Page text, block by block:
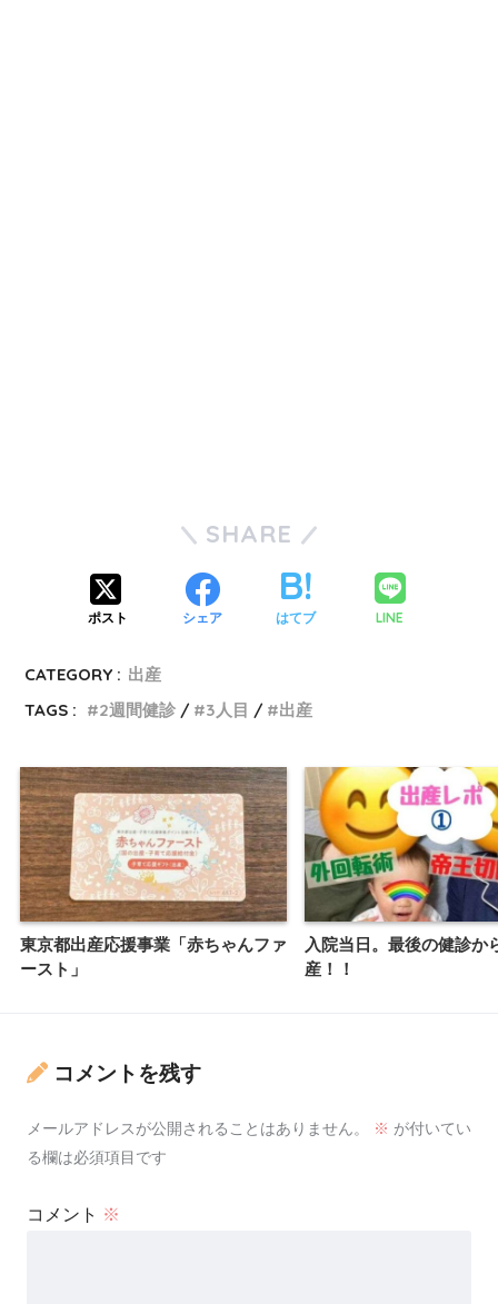
SHARE
ポスト シェア はてブ LINE
CATEGORY : 出産
TAGS :
2週間健診 3人目 出産
東京都出産応援事業「赤ちゃんファ
ースト」
入院当日。最後の健診か
産！！
コメントを残す
メールアドレスが公開されることはありません。 ※ が付いてい
る欄は必須項目です
コメント ※